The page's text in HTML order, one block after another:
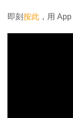
即刻 按此 ，用